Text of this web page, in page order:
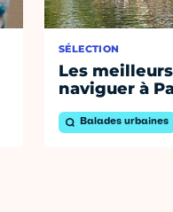
SÉLECTION
Les
naviguer à
Balades urbaines